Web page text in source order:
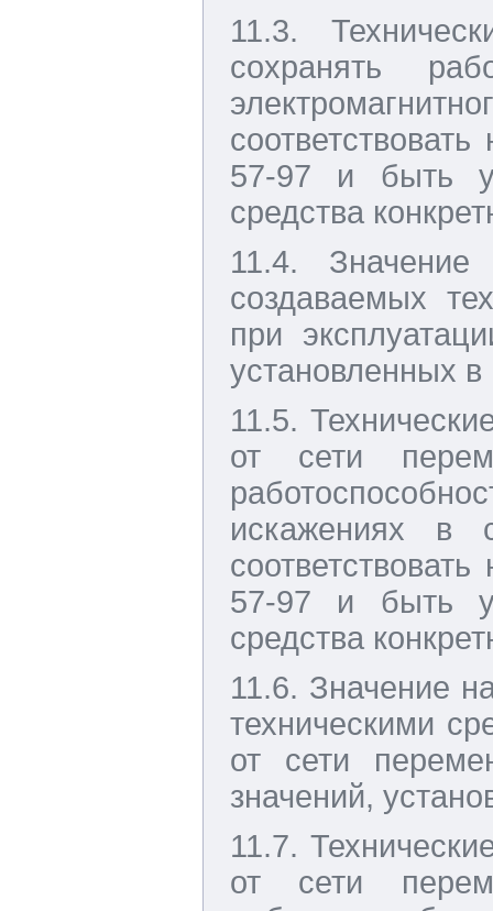
11.3.
сохранять
57-97 и быть
средства
11.4. Значение
создаваемых
при
установленных
11.5.
от сети
искажениях в
57-97 и быть
средства
11.6. Значение
техническими
от сети
значений,
11.7.
от сети